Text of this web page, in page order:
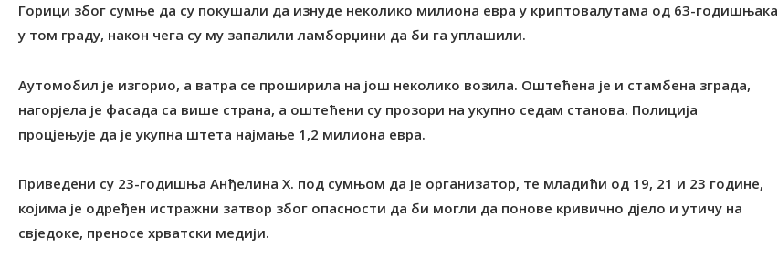
Горици због сумње да су покушали да изнуде неколико милиона евра у криптовалутама од 63-годишњака
у том граду, након чега су му запалили ламборџини да би га уплашили.
Аутомобил је изгорио, а ватра се проширила на још неколико возила. Оштећена је и стамбена зграда,
нагорјела је фасада са више страна, а оштећени су прозори на укупно седам станова. Полиција
процјењује да је укупна штета најмање 1,2 милиона евра.
Приведени су 23-годишња Анђелина Х. под сумњом да је организатор, те младићи од 19, 21 и 23 године,
којима је одређен истражни затвор због опасности да би могли да понове кривично дјело и утичу на
свједоке, преносе хрватски медији.